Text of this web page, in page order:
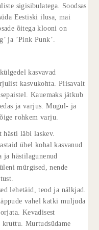
sigisibulatega. Soodsas
Eestiski ilusa, mai
õitega klooni on
ja ’Pink Punk’.
kasvavad
kasvukohta. Piisavalt
Kauemaks jätkub
ja varjus. Mugul- ja
rohkem varju.
läbi laskev.
ühel kohal kasvanud
hästilagunenud
mürgised, nende
lehetäid, teod ja nälkjad.
vahel katki muljuda
Kevadisest
kruttu. Murtudsüdame